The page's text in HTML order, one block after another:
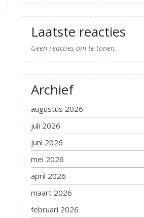
Laatste reacties
Geen reacties om te tonen.
Archief
augustus 2026
juli 2026
juni 2026
mei 2026
april 2026
maart 2026
februari 2026